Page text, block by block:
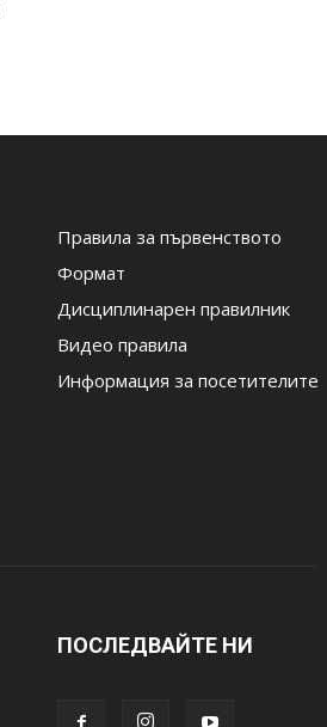
Правила за първенството
Формат
Дисциплинарен правилник
Видео правила
Информация за посетителите
ПОСЛЕДВАЙТЕ НИ